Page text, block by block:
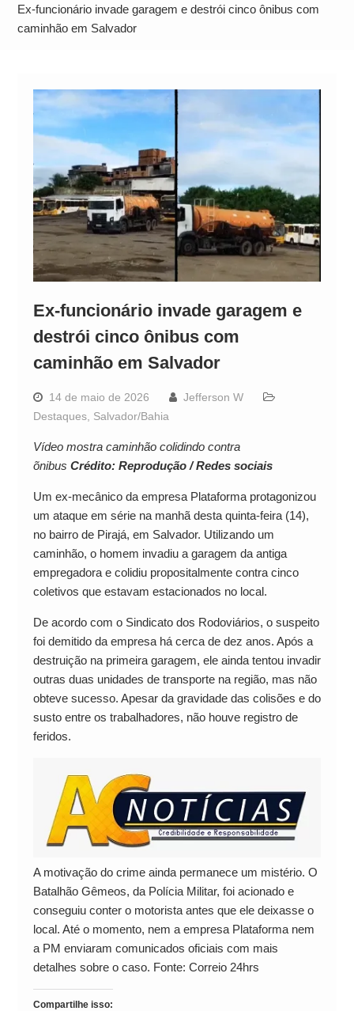
Alto
Ex-funcionário invade garagem e destrói cinco ônibus com
caminhão em Salvador
Ex-funcionário invade garagem e
destrói cinco ônibus com
caminhão em Salvador
14 de maio de 2026
Jefferson W
Destaques, Salvador/Bahia
Vídeo mostra caminhão colidindo contra
õnibus Crédito: Reprodução / Redes sociais
Um ex-mecânico da empresa Plataforma protagonizou
um ataque em série na manhã desta quinta-feira (14),
no bairro de Pirajá, em Salvador. Utilizando um
caminhão, o homem invadiu a garagem da antiga
empregadora e colidiu propositalmente contra cinco
coletivos que estavam estacionados no local.
De acordo com o Sindicato dos Rodoviários, o suspeito
foi demitido da empresa há cerca de dez anos. Após a
destruição na primeira garagem, ele ainda tentou invadir
outras duas unidades de transporte na região, mas não
obteve sucesso. Apesar da gravidade das colisões e do
susto entre os trabalhadores, não houve registro de
feridos.
A motivação do crime ainda permanece um mistério. O
Batalhão Gêmeos, da Polícia Militar, foi acionado e
conseguiu conter o motorista antes que ele deixasse o
local. Até o momento, nem a empresa Plataforma nem
a PM enviaram comunicados oficiais com mais
detalhes sobre o caso. Fonte: Correio 24hrs
Compartilhe isso: